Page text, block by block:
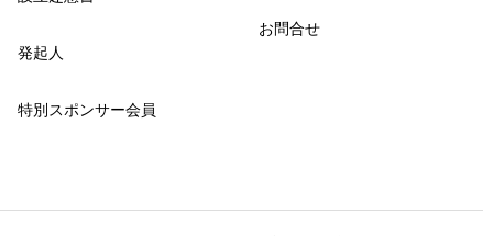
発起人
特別スポンサー会員
お問合せ